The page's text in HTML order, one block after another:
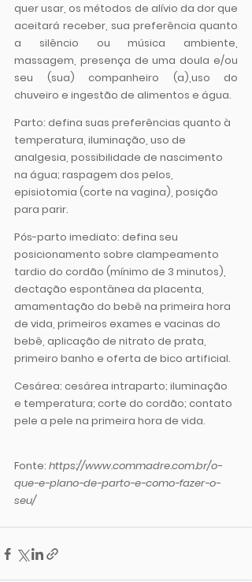
quer usar, os métodos de alívio da dor que
aceitará receber, sua preferência quanto
a silêncio ou música ambiente,
massagem, presença de uma doula e/ou
seu (sua) companheiro (a),uso do
chuveiro e ingestão de alimentos e água.
Parto: defina suas preferências quanto à
temperatura, iluminação, uso de
analgesia, possibilidade de nascimento
na água; raspagem dos pelos,
episiotomia (corte na vagina), posição
para parir.
Pós-parto imediato: defina seu
posicionamento sobre clampeamento
tardio do cordão (mínimo de 3 minutos),
dectação espontânea da placenta,
amamentação do bebê na primeira hora
de vida, primeiros exames e vacinas do
bebê, aplicação de nitrato de prata,
primeiro banho e oferta de bico artificial.
Cesárea: cesárea intraparto; iluminação
e temperatura; corte do cordão; contato
pele a pele na primeira hora de vida.
Fonte: https://www.commadre.com.br/o-
que-e-plano-de-parto-e-como-fazer-o-
seu/